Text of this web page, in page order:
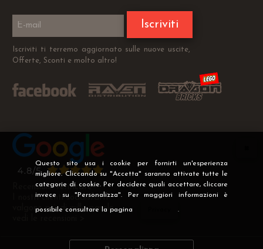
Questo sito usa i cookie per fornirti un'esperienza
migliore. Cliccando su "Accetta" saranno attivate tutte le
categorie di cookie. Per decidere quali accettare, cliccare
invece su "Personalizza". Per maggiori informazioni è
possibile consultare la pagina .
Iscriviti
Iscriviti ti terremo aggiornato sulle nuove uscite,
Offerte, Sconti e molto altro!
Recensioni Verificate
I nostri clienti soddisfatti
valgono più di mille parole